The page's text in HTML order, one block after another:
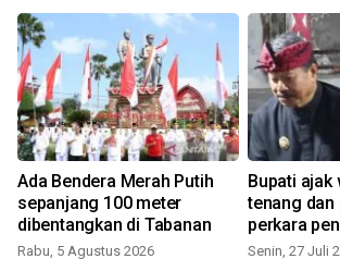
Ada Bendera Merah Putih
sepanjang 100 meter
dibentangkan di Tabanan
Rabu, 5 Agustus 2026
Bupati ajak
tenang dan
perkara
hukum
Senin, 27 Juli